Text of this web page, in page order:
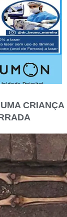
CRIANÇA